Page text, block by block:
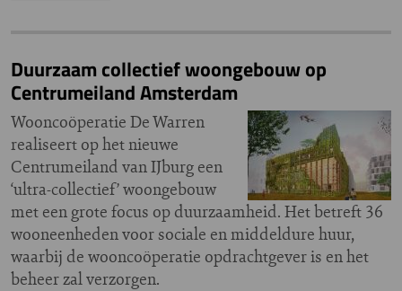
Duurzaam collectief woongebouw op
Centrumeiland Amsterdam
Wooncoöperatie De Warren
realiseert op het nieuwe
Centrumeiland van IJburg een
‘ultra-collectief’ woongebouw
met een grote focus op duurzaamheid. Het betreft 36
wooneenheden voor sociale en middeldure huur,
waarbij de wooncoöperatie opdrachtgever is en het
beheer zal verzorgen.